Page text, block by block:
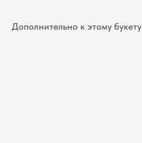
Дополнительно к этому букету